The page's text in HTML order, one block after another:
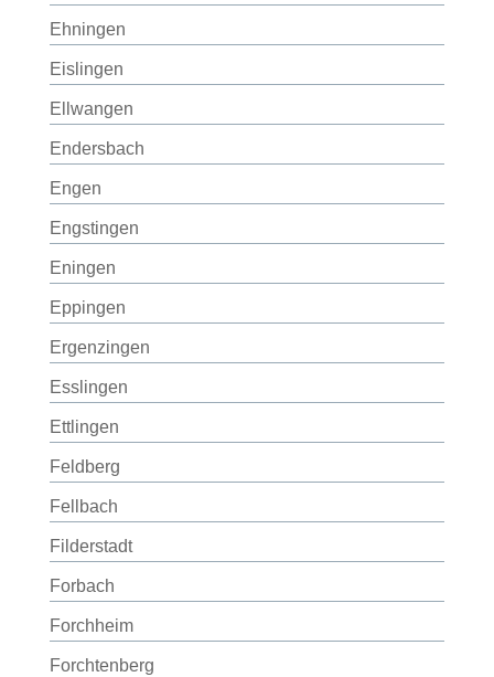
Ehningen
Eislingen
Ellwangen
Endersbach
Engen
Engstingen
Eningen
Eppingen
Ergenzingen
Esslingen
Ettlingen
Feldberg
Fellbach
Filderstadt
Forbach
Forchheim
Forchtenberg